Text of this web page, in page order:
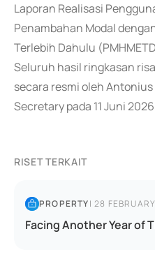
Laporan Realisasi
Penambahan Modal
Terlebih Dahulu
Seluruh hasil ringkasan
secara resmi oleh
Secretary pada 11 Juni
RISET TERKAIT
PROPERTY|28
Facing Another Year of